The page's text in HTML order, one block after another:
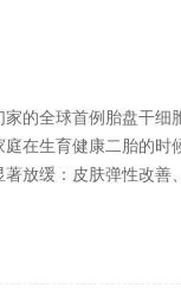
的全球首例胎盘干
在生育健康二胎的
放缓：皮肤弹性改